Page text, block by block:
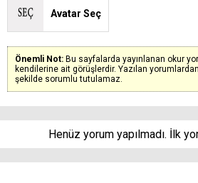
Avatar Seç
Önemli Not: Bu sayfalarda yayınlanan okur
kendilerine ait görüşlerdir. Yazılan
şekilde sorumlu tutulamaz.
Henüz yorum yapılmadı. İlk